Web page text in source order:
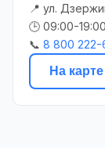
📍 ул.
🕒 09:00-
📞 8 800 222-
На карте